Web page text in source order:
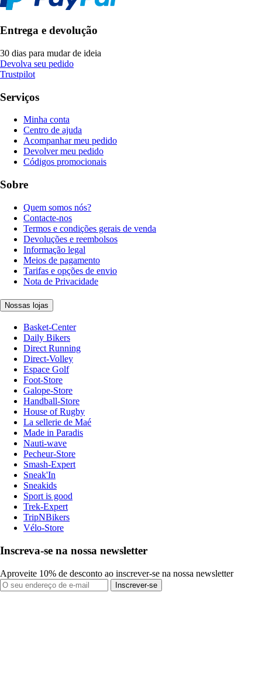
Entrega e devolução
30 dias para mudar de ideia
Devolva seu pedido
Trustpilot
Serviços
Minha conta
Centro de ajuda
Acompanhar meu pedido
Devolver meu pedido
Códigos promocionais
Sobre
Quem somos nós?
Contacte-nos
Termos e condições gerais de venda
Devoluções e reembolsos
Informação legal
Meios de pagamento
Tarifas e opções de envio
Nota de Privacidade
Nossas lojas
Basket-Center
Daily Bikers
Direct Running
Direct-Volley
Espace Golf
Foot-Store
Galope-Store
Handball-Store
House of Rugby
La sellerie de Maé
Made in Paradis
Nauti-wave
Pecheur-Store
Smash-Expert
Sneak'In
Sneakids
Sport is good
Trek-Expert
TripNBikers
Vélo-Store
Inscreva-se na nossa newsletter
Aproveite 10% de desconto ao inscrever-se na nossa newsletter
Inscrever-se